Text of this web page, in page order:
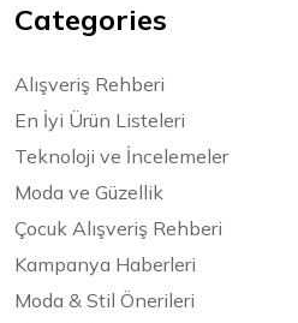
Categories
Alışveriş Rehberi
En İyi Ürün Listeleri
Teknoloji ve İncelemeler
Moda ve Güzellik
Çocuk Alışveriş Rehberi
Kampanya Haberleri
Moda & Stil Önerileri